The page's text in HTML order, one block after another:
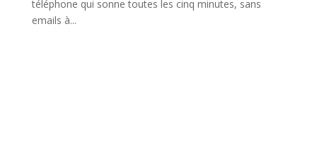
téléphone qui sonne toutes les cinq minutes, sans
emails à...